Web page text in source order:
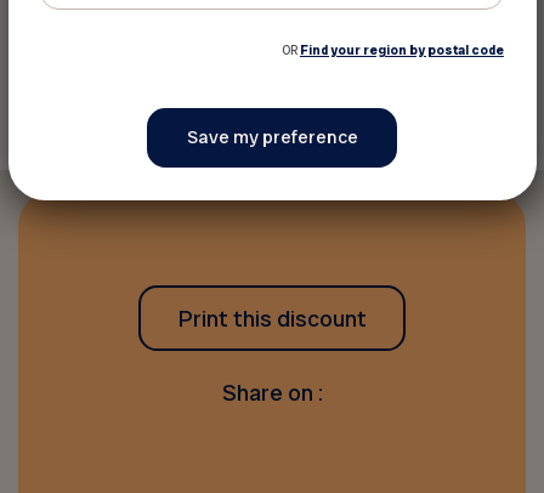
Print this discount
Share on :
OR Find your region by postal code